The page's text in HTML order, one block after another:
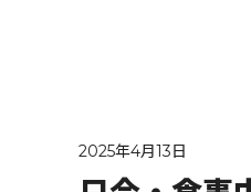
2025年4月13日